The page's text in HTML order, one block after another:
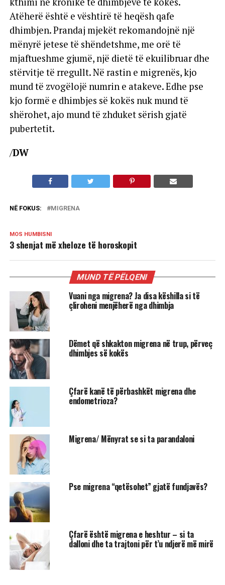
Atëherë është e vështirë të heqësh qafe
dhimbjen. Prandaj mjekët rekomandojnë një
mënyrë jetese të shëndetshme, me orë të
mjaftueshme gjumë, një dietë të ekuilibruar dhe
stërvitje të rregullt. Në rastin e migrenës, kjo
mund të zvogëlojë numrin e atakeve. Edhe pse
kjo formë e dhimbjes së kokës nuk mund të
shërohet, ajo mund të zhduket sërish gjatë
pubertetit.
/DW
NË FOKUS: MIGRENA
MOS HUMBISNI
3 shenjat më xheloze të horoskopit
MUND TË PËLQENI
Vuani nga migrena? Ja disa këshilla si të
çliroheni menjëherë nga dhimbja
Dëmet që shkakton migrena në trup, përveç
dhimbjes së kokës
Çfarë kanë të përbashkët migrena dhe
endometrioza?
Migrena/ Mënyrat se si ta parandaloni
Pse migrena “qetësohet” gjatë fundjavës?
Çfarë është migrena e heshtur – si ta
dalloni dhe ta trajtoni për t’u ndjerë më mirë